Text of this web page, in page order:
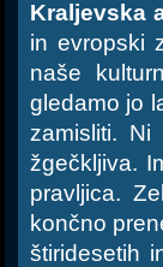
Kraljevska
in evropski
naše
gledamo jo
zamisliti.
žgečkljiva.
pravljica.
končno
štiridesetih